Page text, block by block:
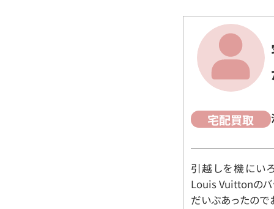
宅配買取
引越しを機にい
Louis Vuittonのバ
だいぶあったので